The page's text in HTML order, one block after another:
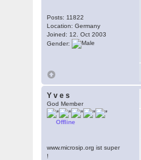
Posts: 11822
Location: Germany
Joined: 12. Oct 2003
Gender:
Y v e s
God Member
Offline
www.microsip.org ist super
!